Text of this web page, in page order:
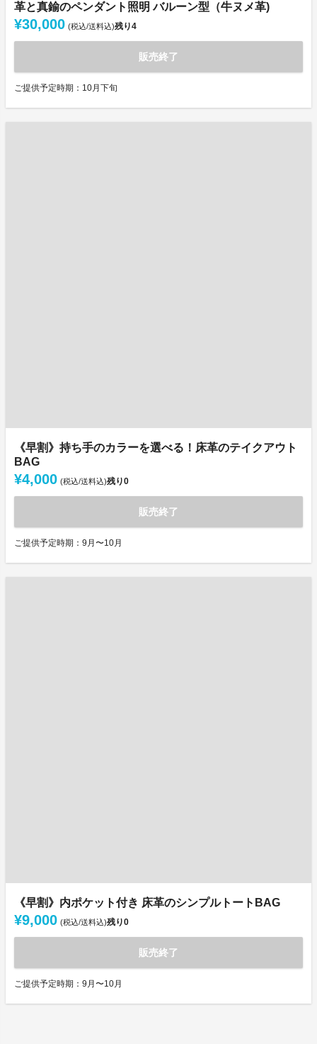
革と真鍮のペンダント照明 バルーン型（牛ヌメ革)
¥30,000 (税込/送料込)残り4
販売終了
ご提供予定時期：10月下旬
《早割》持ち手のカラーを選べる！床革のテイクアウト
BAG
¥4,000 (税込/送料込)残り0
販売終了
ご提供予定時期：9月〜10月
《早割》内ポケット付き 床革のシンプルトートBAG
¥9,000 (税込/送料込)残り0
販売終了
ご提供予定時期：9月〜10月